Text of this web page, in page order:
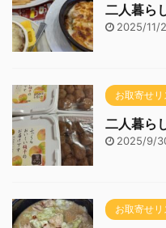
二人暮ら
2025/11/
お取寄せリ
二人暮ら
2025/9/
お取寄せリ